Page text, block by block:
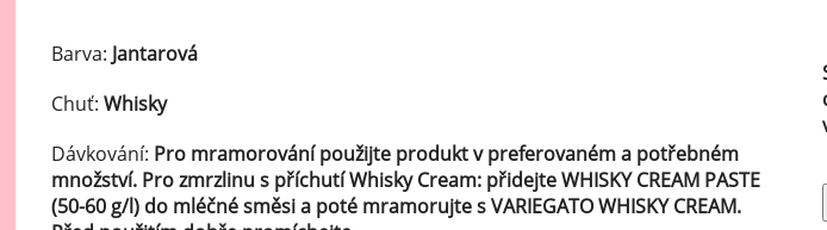
Ochucovací pasty do mléčného
základu
Barva: Jantarová
Chuť:Whisky
Dávkování: Pro mramorování použijte produkt v preferovaném a potřebném
množství. Pro zmrzlinu s příchutí Whisky Cream: přidejte WHISKY CREAM PASTE
(50-60 g/l) do mléčné směsi a poté mramorujte s VARIEGATO WHISKY CREAM.